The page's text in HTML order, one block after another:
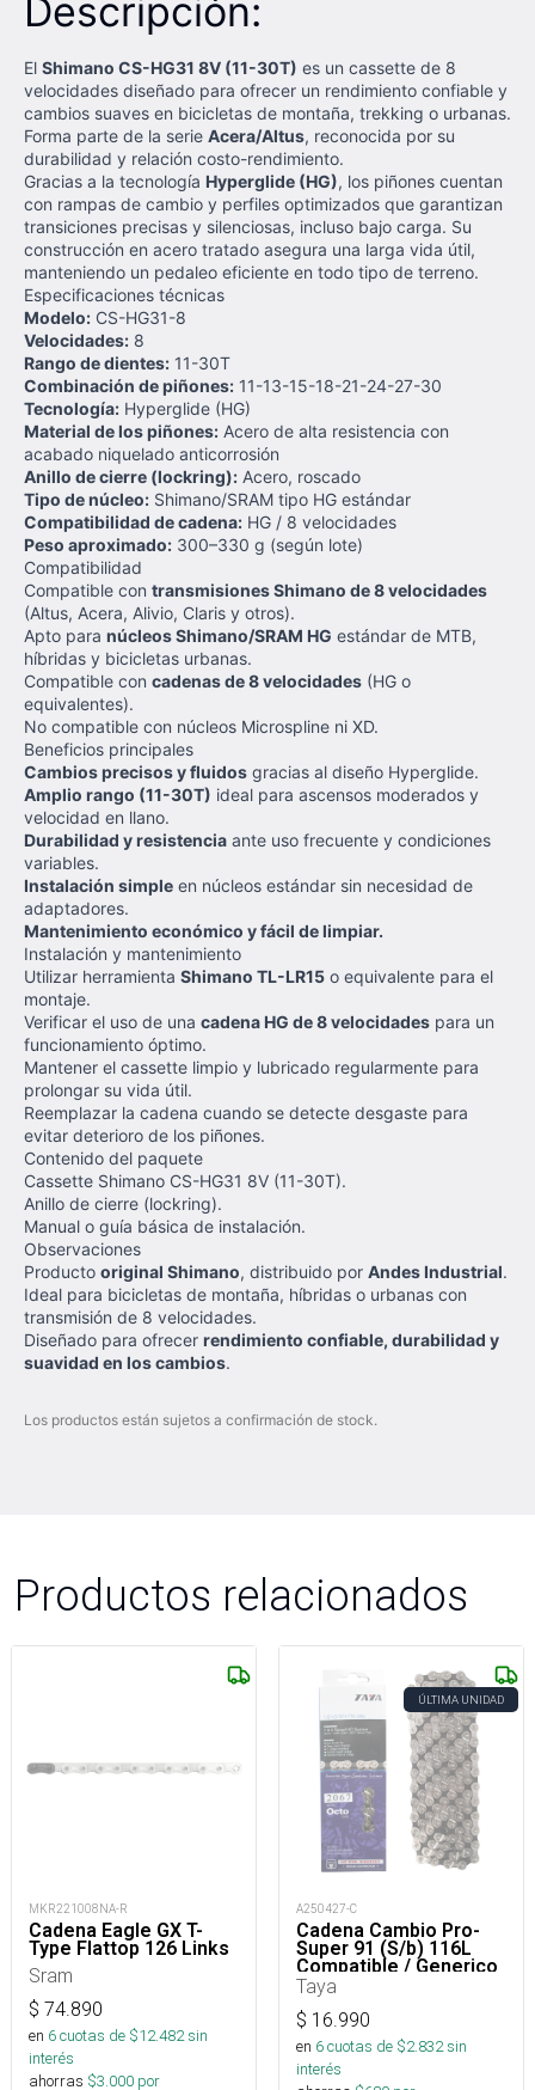
Descripción:
El Shimano CS-HG31 8V (11-30T) es un cassette de 8
velocidades diseñado para ofrecer un rendimiento confiable y
cambios suaves en bicicletas de montaña, trekking o urbanas.
Forma parte de la serie Acera/Altus, reconocida por su
durabilidad y relación costo-rendimiento.
Gracias a la tecnología Hyperglide (HG), los piñones cuentan
con rampas de cambio y perfiles optimizados que garantizan
transiciones precisas y silenciosas, incluso bajo carga. Su
construcción en acero tratado asegura una larga vida útil,
manteniendo un pedaleo eficiente en todo tipo de terreno.
Especificaciones técnicas
Modelo: CS-HG31-8
Velocidades: 8
Rango de dientes: 11-30T
Combinación de piñones: 11-13-15-18-21-24-27-30
Tecnología: Hyperglide (HG)
Material de los piñones: Acero de alta resistencia con
acabado niquelado anticorrosión
Anillo de cierre (lockring): Acero, roscado
Tipo de núcleo: Shimano/SRAM tipo HG estándar
Compatibilidad de cadena: HG / 8 velocidades
Peso aproximado: 300–330 g (según lote)
Compatibilidad
Compatible con transmisiones Shimano de 8 velocidades
(Altus, Acera, Alivio, Claris y otros).
Apto para núcleos Shimano/SRAM HG estándar de MTB,
híbridas y bicicletas urbanas.
Compatible con cadenas de 8 velocidades (HG o
equivalentes).
No compatible con núcleos Microspline ni XD.
Beneficios principales
Cambios precisos y fluidos gracias al diseño Hyperglide.
Amplio rango (11-30T) ideal para ascensos moderados y
velocidad en llano.
Durabilidad y resistencia ante uso frecuente y condiciones
variables.
Instalación simple en núcleos estándar sin necesidad de
adaptadores.
Mantenimiento económico y fácil de limpiar.
Instalación y mantenimiento
Utilizar herramienta Shimano TL-LR15 o equivalente para el
montaje.
Verificar el uso de una cadena HG de 8 velocidades para un
funcionamiento óptimo.
Mantener el cassette limpio y lubricado regularmente para
prolongar su vida útil.
Reemplazar la cadena cuando se detecte desgaste para
evitar deterioro de los piñones.
Contenido del paquete
Cassette Shimano CS-HG31 8V (11-30T).
Anillo de cierre (lockring).
Manual o guía básica de instalación.
Observaciones
Producto original Shimano, distribuido por Andes Industrial.
Ideal para bicicletas de montaña, híbridas o urbanas con
transmisión de 8 velocidades.
Diseñado para ofrecer rendimiento confiable, durabilidad y
suavidad en los cambios.
Los productos están sujetos a confirmación de stock.
Productos relacionados
MKR221008NA-R
Cadena Eagle GX T-
Type Flattop 126 Links
Sram
$ 74.890
en 6cuotas de $12.482sin
interés
ahorras $3.000 por
ÚLTIMA UNIDAD
A250427-C
Cadena Cambio Pro-
Super 91 (S/b) 116L
Compatible / Generico
Taya
$ 16.990
en 6cuotas de $2.832sin
interés